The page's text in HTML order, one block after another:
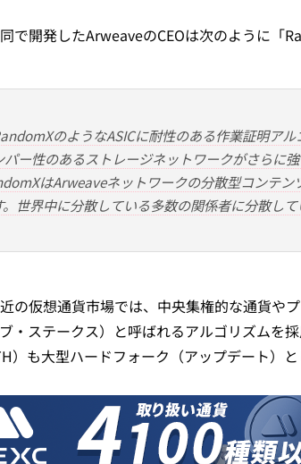
で開発したArweaveのCEOは次のように「
のようなASICに耐性のある作業証明ア
パー性のあるストレージネットワークがさらに強
はArweaveネットワークの分散型コンテ
。世界中に分散している多数の関係者に分散して
の仮想通貨市場では、中央集権的な通貨や
・ステークス）と呼ばれるアルゴリズムを
）も大型ハードフォーク（アップデート）